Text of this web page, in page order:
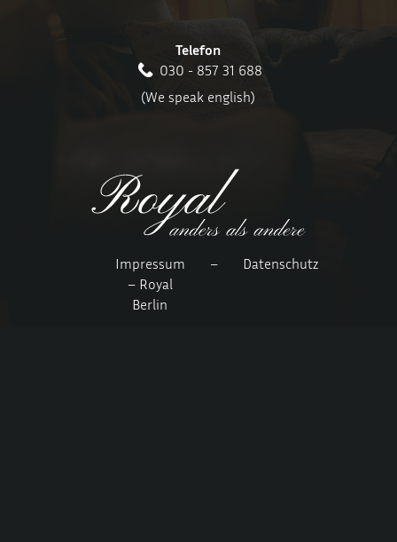
Telefon
030 - 857 31 688
(We speak english)
Impressum
– Royal
Berlin
– Datenschutz